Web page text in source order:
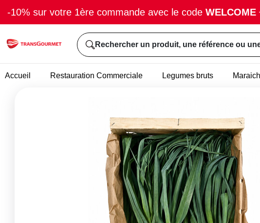
-10% sur votre 1ère commande avec le code WELCOME ·
Rechercher un produit, une référence ou
Accueil Restauration Commerciale Legumes bruts